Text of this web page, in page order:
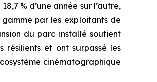
% d’une année sur l’autre,
par les exploitants de
du parc installé soutient
et ont surpassé les
cinématographique